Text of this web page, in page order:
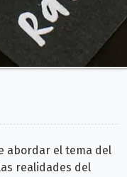
abordar el tema del
realidades del